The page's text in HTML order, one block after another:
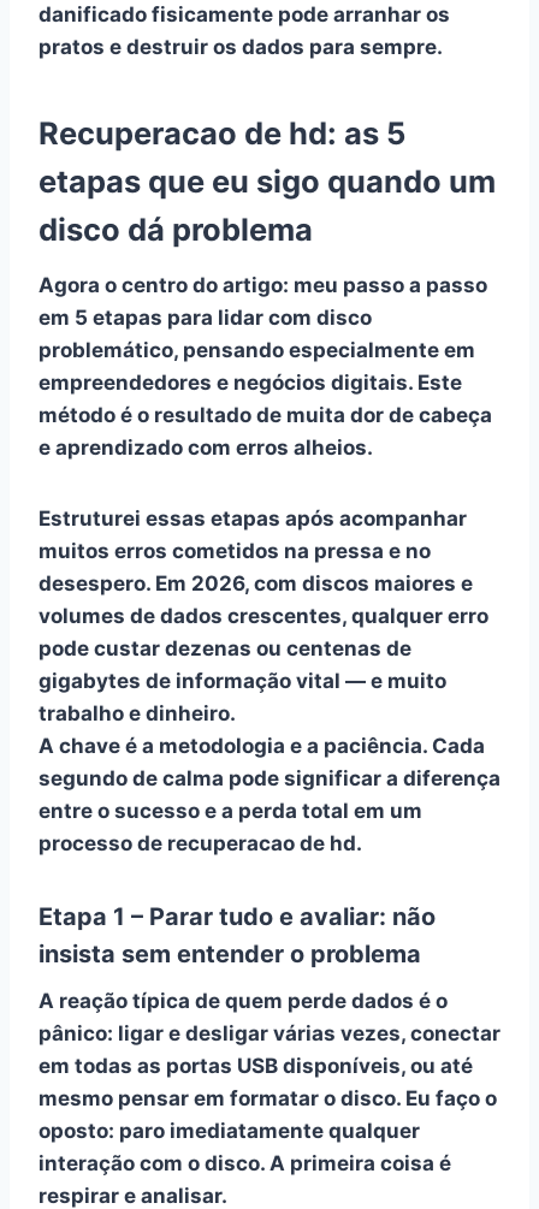
danificado fisicamente pode arranhar os
pratos e destruir os dados para sempre.
Recuperacao de hd: as 5
etapas que eu sigo quando um
disco dá problema
Agora o centro do artigo: meu passo a passo
em 5 etapas para lidar com disco
problemático, pensando especialmente em
empreendedores e negócios digitais. Este
método é o resultado de muita dor de cabeça
e aprendizado com erros alheios.
Estruturei essas etapas após acompanhar
muitos erros cometidos na pressa e no
desespero. Em 2026, com discos maiores e
volumes de dados crescentes, qualquer erro
pode custar dezenas ou centenas de
gigabytes de informação vital — e muito
trabalho e dinheiro.
A chave é a metodologia e a paciência. Cada
segundo de calma pode significar a diferença
entre o sucesso e a perda total em um
processo de recuperacao de hd.
Etapa 1 – Parar tudo e avaliar: não
insista sem entender o problema
A reação típica de quem perde dados é o
pânico: ligar e desligar várias vezes, conectar
em todas as portas USB disponíveis, ou até
mesmo pensar em formatar o disco. Eu faço o
oposto: paro imediatamente qualquer
interação com o disco. A primeira coisa é
respirar e analisar.